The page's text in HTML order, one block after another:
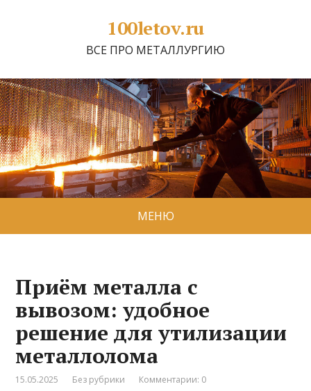
100letov.ru
ВСЕ ПРО МЕТАЛЛУРГИЮ
МЕНЮ
Приём металла с
вывозом: удобное
решение для утилизации
металлолома
15.05.2025 Без рубрики Комментарии: 0